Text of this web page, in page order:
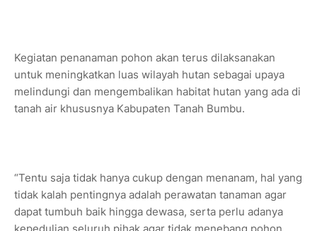
Kegiatan penanaman pohon akan terus dilaksanakan
untuk meningkatkan luas wilayah hutan sebagai upaya
melindungi dan mengembalikan habitat hutan yang ada di
tanah air khususnya Kabupaten Tanah Bumbu.
“Tentu saja tidak hanya cukup dengan menanam, hal yang
tidak kalah pentingnya adalah perawatan tanaman agar
dapat tumbuh baik hingga dewasa, serta perlu adanya
kepedulian seluruh pihak agar tidak menebang pohon